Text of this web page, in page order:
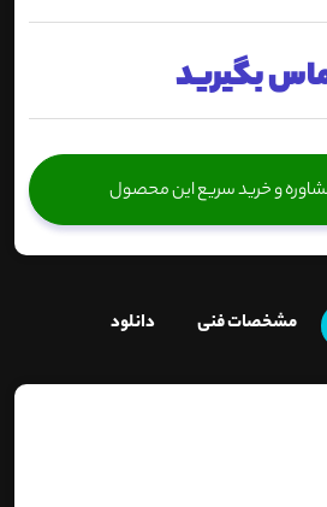
بگیرید
و خرید سریع این محصول
مشخصات فنی دانلود